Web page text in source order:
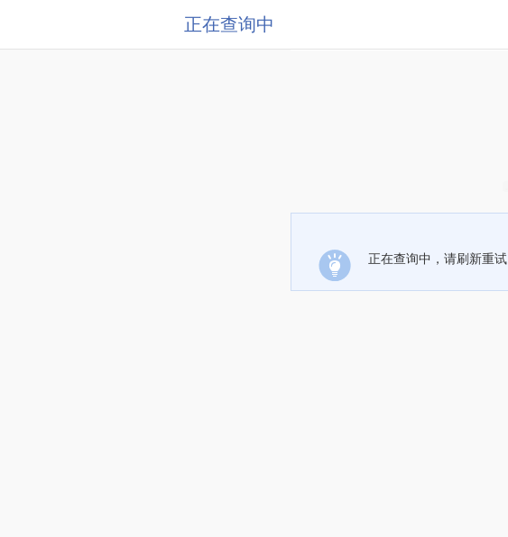
正在查询中
正在查询中，请刷新重试